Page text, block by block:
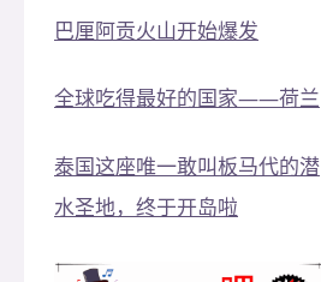
巴厘阿贡火山开始爆发
全球吃得最好的国家——荷兰
泰国这座唯一敢叫板马代的潜
水圣地，终于开岛啦